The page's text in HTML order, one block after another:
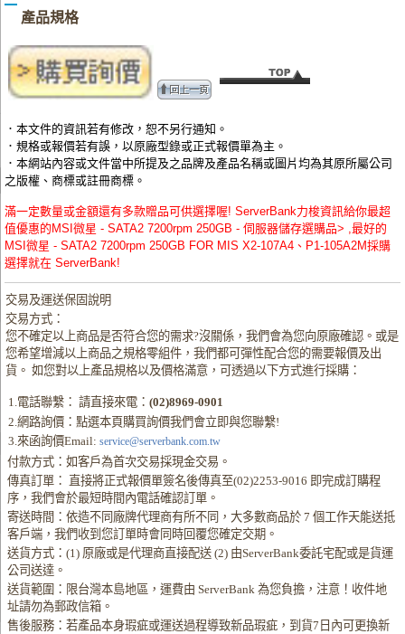
產品規格
．本文件的資訊若有修改，恕不另行通知。
．規格或報價若有誤，以原廠型錄或正式報價單為主。
．本網站內容或文件當中所提及之品牌及產品名稱或圖片均為其原所屬公司
之版權、商標或註冊商標。
滿一定數量或金額還有多款贈品可供選擇喔! ServerBank力梭資訊給你最超
值優惠的MSI微星 - SATA2 7200rpm 250GB - 伺服器儲存選購品> ,最好的
MSI微星 - SATA2 7200rpm 250GB FOR MIS X2-107A4、P1-105A2M採購
選擇就在 ServerBank!
交易及運送保固說明
交易方式：
您不確定以上商品是否符合您的需求?沒關係，我們會為您向原廠確認。或是
您希望增減以上商品之規格零組件，我們都可彈性配合您的需要報價及出
貨。 如您對以上產品規格以及價格滿意，可透過以下方式進行採購：
1.電話聯繫： 請直接來電：(02)8969-0901
2.網路詢價：點選本頁購買詢價我們會立即與您聯繫!
3.來函詢價Email: service@serverbank.com.tw
付款方式：如客戶為首次交易採現金交易。
傳真訂單： 直接將正式報價單簽名後傳真至(02)2253-9016 即完成訂購程
序，我們會於最短時間內電話確認訂單。
寄送時間：依造不同廠牌代理商有所不同，大多數商品於 7 個工作天能送抵
客戶端，我們收到您訂單時會同時回覆您確定交期。
送貨方式：(1) 原廠或是代理商直接配送 (2) 由ServerBank委託宅配或是貨運
公司送達。
送貨範圍：限台灣本島地區，運費由 ServerBank 為您負擔，注意！收件地
址請勿為郵政信箱。
售後服務：若產品本身瑕疵或運送過程導致新品瑕疵，到貨7日內可更換新